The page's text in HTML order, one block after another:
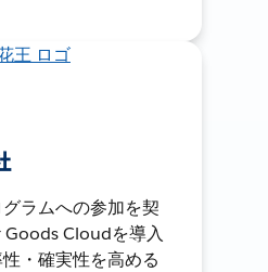
ラムへの参加を契
Cloudを導入
・確実性を高める